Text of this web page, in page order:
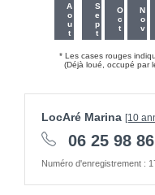
Aout Sept Oct Nov
* Les cases rouges
(Déjà loué, occupé par
LocAré Marina [10
06 25 98
Numéro d'enregistrement :